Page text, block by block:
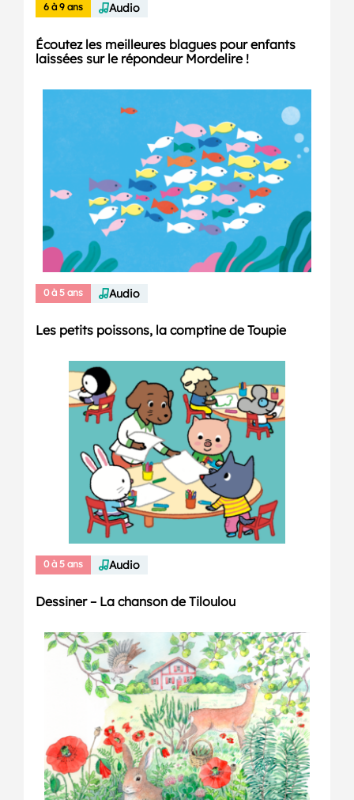
6 à 9 ans Audio
Écoutez les meilleures blagues pour enfants
laissées sur le répondeur Mordelire !
0 à 5 ans Audio
Les petits poissons, la comptine de Toupie
0 à 5 ans Audio
Dessiner – La chanson de Tiloulou